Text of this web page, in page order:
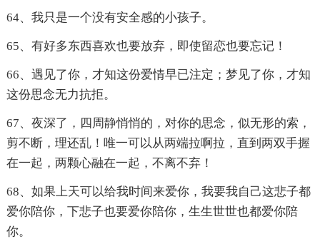
64、我只是一个没有安全感的小孩子。
65、有好多东西喜欢也要放弃，即使留恋也要忘记！
66、遇见了你，才知这份爱情早已注定；梦见了你，才知
这份思念无力抗拒。
67、夜深了，四周静悄悄的，对你的思念，似无形的索，
剪不断，理还乱！唯一可以从两端拉啊拉，直到两双手握
在一起，两颗心融在一起，不离不弃！
68、如果上天可以给我时间来爱你，我要我自己这悲子都
爱你陪你，下悲子也要爱你陪你，生生世世也都爱你陪
你。